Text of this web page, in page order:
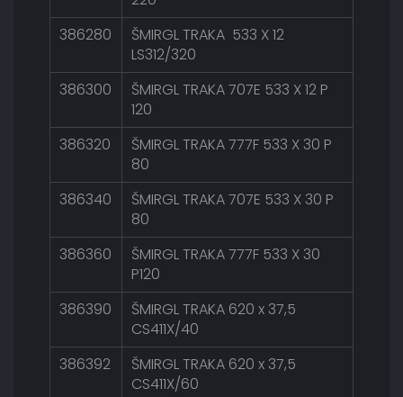
386280
ŠMIRGL TRAKA 533 X 12
LS312/320
386300
ŠMIRGL TRAKA 707E 533 X 12 P
120
386320
ŠMIRGL TRAKA 777F 533 X 30 P
80
386340
ŠMIRGL TRAKA 707E 533 X 30 P
80
386360
ŠMIRGL TRAKA 777F 533 X 30
P120
386390
ŠMIRGL TRAKA 620 x 37,5
CS411X/40
386392
ŠMIRGL TRAKA 620 x 37,5
CS411X/60